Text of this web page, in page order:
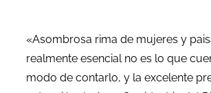
«Asombrosa rima de mujeres y
realmente esencial no es lo que
modo de contarlo, y la excelente